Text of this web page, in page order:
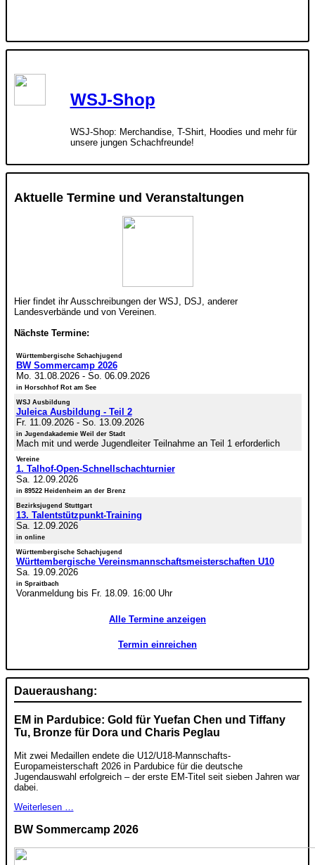
WSJ-Shop
WSJ-Shop: Merchandise, T-Shirt, Hoodies und mehr für
unsere jungen Schachfreunde!
Aktuelle Termine und Veranstaltungen
Hier findet ihr Ausschreibungen der WSJ, DSJ, anderer
Landesverbände und von Vereinen.
Nächste Termine:
Württembergische Schachjugend
BW Sommercamp 2026
Mo. 31.08.2026- So. 06.09.2026
in Horschhof Rot am See
WSJ Ausbildung
Juleica Ausbildung - Teil 2
Fr. 11.09.2026- So. 13.09.2026
in Jugendakademie Weil der Stadt
Mach mit und werde Jugendleiter Teilnahme an Teil 1 erforderlich
Vereine
1. Talhof-Open-Schnellschachturnier
Sa. 12.09.2026
in 89522 Heidenheim an der Brenz
Bezirksjugend Stuttgart
13. Talentstützpunkt-Training
Sa. 12.09.2026
in online
Württembergische Schachjugend
Württembergische Vereinsmannschaftsmeisterschaften U10
Sa. 19.09.2026
in Spraitbach
Voranmeldung bis Fr. 18.09. 16:00 Uhr
Alle Termine anzeigen
Termin einreichen
Daueraushang:
EM in Pardubice: Gold für Yuefan Chen und Tiffany
Tu, Bronze für Dora und Charis Peglau
Mit zwei Medaillen endete die U12/U18-Mannschafts-
Europameisterschaft 2026 in Pardubice für die deutsche
Jugendauswahl erfolgreich – der erste EM-Titel seit sieben Jahren war
dabei.
Weiterlesen …
BW Sommercamp 2026